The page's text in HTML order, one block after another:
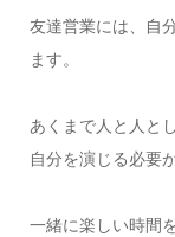
友達営業には、自
ます。
あくまで人と人と
自分を演じる必要
一緒に楽しい時間